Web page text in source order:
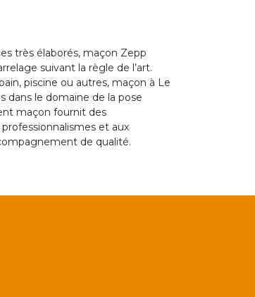
très élaborés, maçon Zepp
suivant la règle de l’art.
piscine ou autres, maçon à Le
dans le domaine de la pose
maçon fournit des
et aux
de qualité.